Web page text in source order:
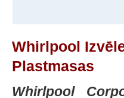
Whirlpool
Plastmasas
Whirlpool